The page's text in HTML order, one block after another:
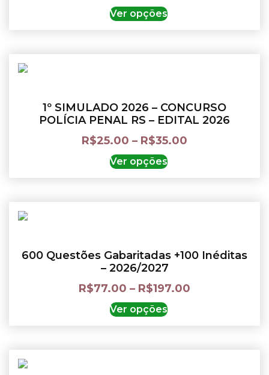
Ver opções
1º SIMULADO 2026 – CONCURSO
POLÍCIA PENAL RS – EDITAL 2026
R$25.00 – R$35.00
Ver opções
600 Questões Gabaritadas +100 Inéditas
– 2026/2027
R$77.00 – R$197.00
Ver opções